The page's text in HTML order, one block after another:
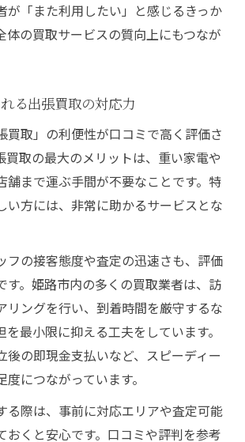
が「また利用したい」と感じるきっか
体の買取サービスの質向上にもつなが
る出張買取の対応力
買取」の利便性が口コミで高く評価さ
買取の最大のメリットは、重い家電や
舗まで運ぶ手間が不要なことです。特
い方には、非常に助かるサービスとな
フの接客態度や査定の迅速さも、評価
す。姫路市内の多くの買取業者は、訪
リングを行い、到着時間を厳守するな
を最小限に抑える工夫をしています。
後の即現金支払いなど、スピーディー
につながっています。
る際は、事前に対応エリアや査定可能
おくと安心です。口コミや評判を参考